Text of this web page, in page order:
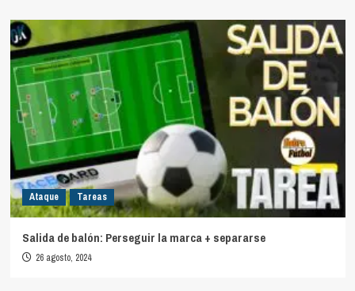
Ataque Tareas
Salida de balón: Perseguir la marca + separarse
26 agosto, 2024